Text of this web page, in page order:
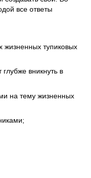
все ответы
жизненных тупиковых
вникнуть в
на тему жизненных